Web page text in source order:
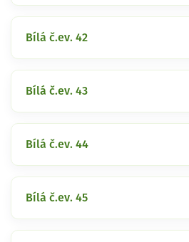
Bílá č.ev. 42
Bílá č.ev. 43
Bílá č.ev. 44
Bílá č.ev. 45